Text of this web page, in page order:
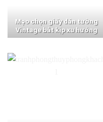
Mẹo chọn giấy dán tường
Vintage bắt kịp xu hướng